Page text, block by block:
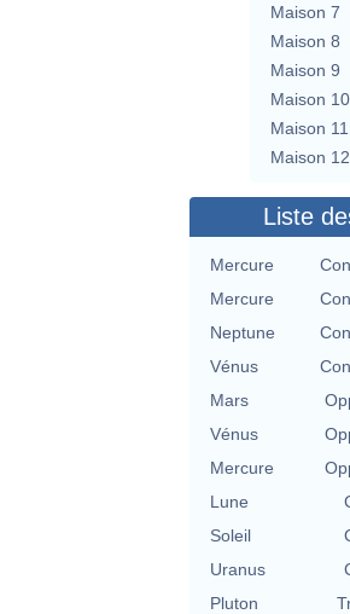
Maison 7
Maison 8
Maison 9
Maison 10
Maison 11
Maison 12
Liste
Mercure
Mercure
Neptune
Vénus
Mars
Vénus
Mercure
Lune
Soleil
Uranus
Pluton